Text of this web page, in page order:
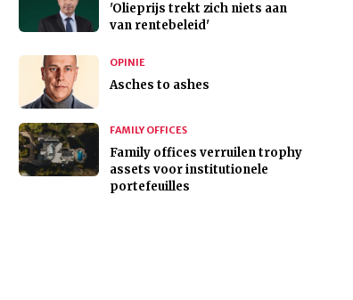
'Olieprijs trekt zich niets aan
van rentebeleid'
OPINIE
Asches to ashes
FAMILY OFFICES
Family offices verruilen trophy
assets voor institutionele
portefeuilles